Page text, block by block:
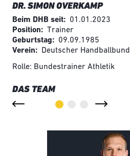
DR. SIMON OVERKAMP
Beim DHB seit
01.01.2023
Position
Trainer
Geburtstag
09.09.1985
Verein
Deutscher Handballbund
Rolle: Bundestrainer Athletik
DAS TEAM